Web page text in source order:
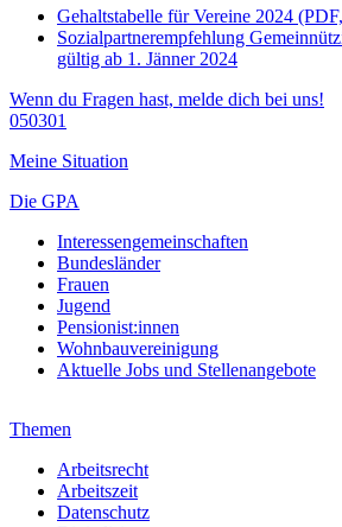
Gehaltstabelle für Vereine 2024
Sozialpartnerempfehlung
gültig ab 1. Jänner 2024
Wenn du Fragen hast, melde dich bei uns!
050301
Meine Situation
Die GPA
Interessengemeinschaften
Bundesländer
Frauen
Jugend
Pensionist:innen
Wohnbauvereinigung
Aktuelle Jobs und Stellenangebote
Themen
Arbeitsrecht
Arbeitszeit
Datenschutz